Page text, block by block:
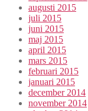
augusti 2015
juli 2015
juni 2015
maj 2015
april 2015
mars 2015
februari 2015
januari 2015
december 2014
november 2014